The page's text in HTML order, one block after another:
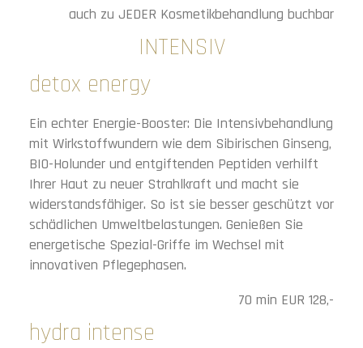
auch zu JEDER Kosmetikbehandlung buchbar
INTENSIV
detox energy
Ein echter Energie-Booster: Die Intensivbehandlung
mit Wirkstoffwundern wie dem Sibirischen Ginseng,
BIO-Holunder und entgiftenden Peptiden verhilft
Ihrer Haut zu neuer Strahlkraft und macht sie
widerstandsfähiger. So ist sie besser geschützt vor
schädlichen Umweltbelastungen. Genießen Sie
energetische Spezial-Griffe im Wechsel mit
innovativen Pflegephasen.
70 min EUR 128,-
hydra intense